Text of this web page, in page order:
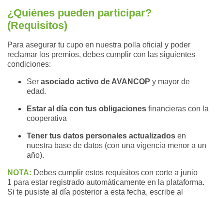
¿Quiénes pueden participar?
(Requisitos)
Para asegurar tu cupo en nuestra polla oficial y poder
reclamar los premios, debes cumplir con las siguientes
condiciones:
Ser asociado activo de AVANCOP y mayor de
edad.
Estar al día con tus obligaciones financieras con la
cooperativa
Tener tus datos personales actualizados en
nuestra base de datos (con una vigencia menor a un
año).
NOTA: Debes cumplir estos requisitos con corte a junio
1 para estar registrado automáticamente en la plataforma.
Si te pusiste al día posterior a esta fecha, escribe al